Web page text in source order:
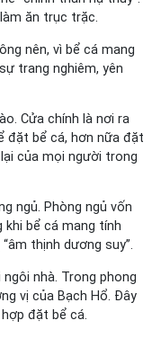
ăn trục trặc.
nên, vì bể cá mang
trang nghiêm, yên
Cửa chính là nơi ra
đặt bể cá, hơn nữa đặt
của mọi người trong
ngủ. Phòng ngủ vốn
bể cá mang tính
thịnh dương suy”.
nhà. Trong phong
vị của Bạch Hổ. Đây
đặt bể cá.